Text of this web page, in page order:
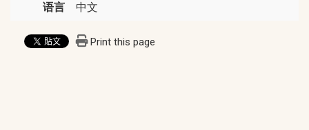
语言 中文
Print this page